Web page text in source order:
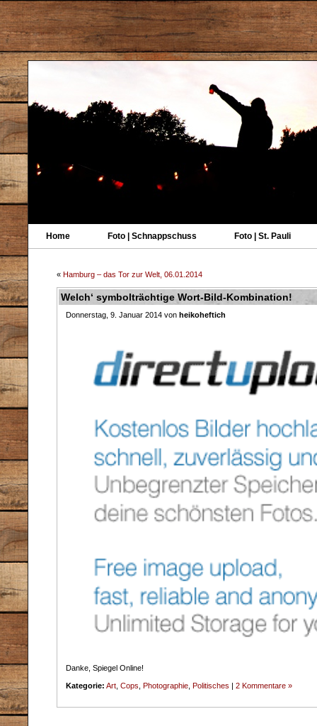
Home Foto | Schnappschuss Foto | St. Pauli
« Hamburg – das Tor zur Welt, 06.01.2014
Welch‘ symbolträchtige Wort-Bild-Kombination!
Donnerstag, 9. Januar 2014 von heikoheftich
Danke, Spiegel Online!
Kategorie: Art Cops Photographie Politisches 2 Kommentare »